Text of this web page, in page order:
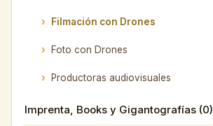
Filmación con Drones
Foto con Drones
Productoras audiovisuales
Imprenta, Books y Gigantografías (0)